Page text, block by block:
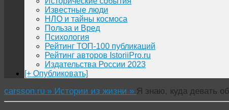
Известные люди
НЛО и тайны космоса
Польза и Вред
Психология
Рейтинг ТОП-100 публикаций
Рейтинг авторов IstoriiPro.ru
Издательства России 2023
[+ Опубликовать]
carsson.ru » Истории из жизни » Я знаю, куда девать